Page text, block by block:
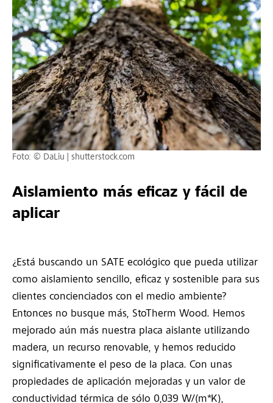
Aislamiento más eficaz y fácil de
aplicar
¿Está buscando un SATE ecológico que pueda utilizar
como aislamiento sencillo, eficaz y sostenible para sus
clientes concienciados con el medio ambiente?
Entonces no busque más, StoTherm Wood. Hemos
mejorado aún más nuestra placa aislante utilizando
madera, un recurso renovable, y hemos reducido
significativamente el peso de la placa. Con unas
propiedades de aplicación mejoradas y un valor de
conductividad térmica de sólo 0,039 W/(m*K),
Foto: © DaLiu | shutterstock.com